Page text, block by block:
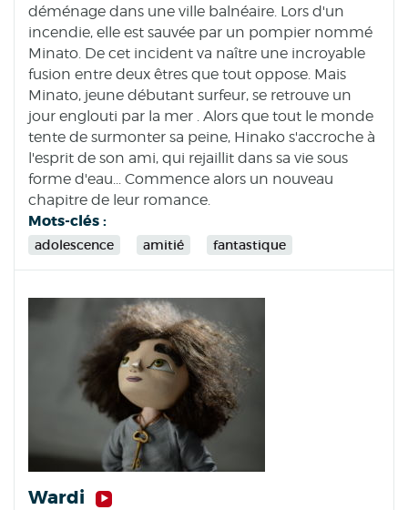
déménage dans une ville balnéaire. Lors d'un
incendie, elle est sauvée par un pompier nommé
Minato. De cet incident va naître une incroyable
fusion entre deux êtres que tout oppose. Mais
Minato, jeune débutant surfeur, se retrouve un
jour englouti par la mer . Alors que tout le monde
tente de surmonter sa peine, Hinako s'accroche à
l'esprit de son ami, qui rejaillit dans sa vie sous
forme d'eau... Commence alors un nouveau
chapitre de leur romance.
Mots-clés :
adolescence amitié fantastique
Wardi